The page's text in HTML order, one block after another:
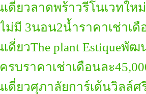
ดี่ยวลาดพร้าวรีโนเวทให
ม่มี 3นอน2น้ำราคาเช่าเ
เดี่ยวThe plant Estiqueพั
รบราคาเช่าเดือนละ
เดี่ยวศุภาลัยการ์เด้นวิลล์